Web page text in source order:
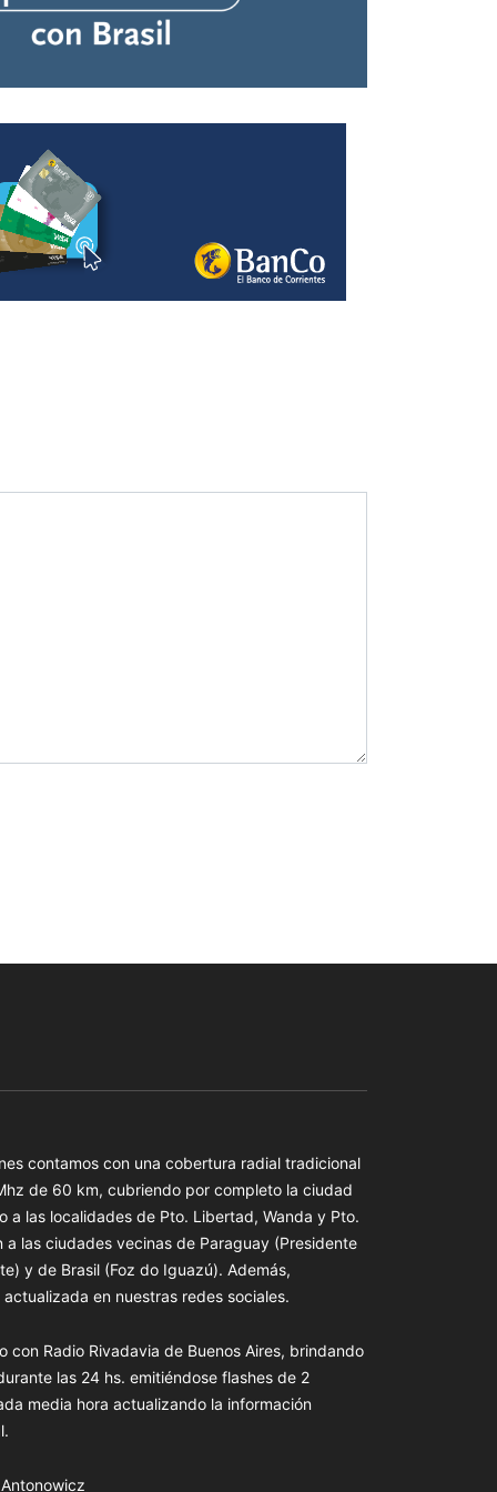
contamos con una cobertura radial tradicional
de 60 km, cubriendo por completo la ciudad
a las localidades de Pto. Libertad, Wanda y Pto.
a las ciudades vecinas de Paraguay (Presidente
y de Brasil (Foz do Iguazú). Además,
en nuestras redes sociales.
con Radio Rivadavia de Buenos Aires, brindando
las 24 hs. emitiéndose flashes de 2
media hora actualizando la información